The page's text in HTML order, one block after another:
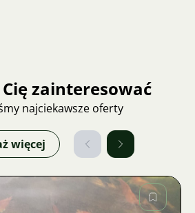
zainteresować
najciekawsze oferty
więcej